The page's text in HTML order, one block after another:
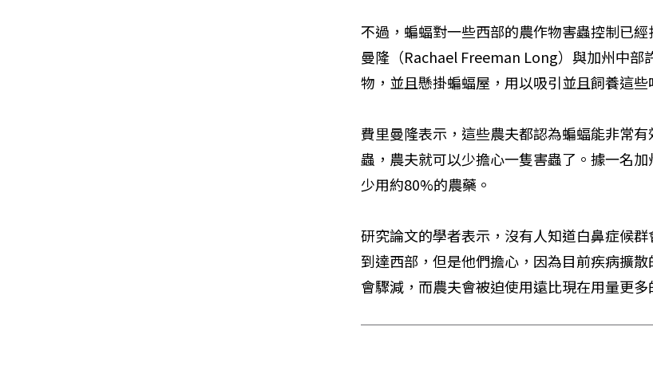
不過，蝙蝠對一些西部的農作物害蟲控制已
曼隆（Rachael Freeman Long）與加州中部
物，並且懸掛蝙蝠屋，用以吸引並且飼養這些
費里曼隆表示，這些農夫都認為蝙蝠能非常
蟲，農夫就可以少擔心一隻害蟲了。據一名
少用約80%的農藥。
研究論文的學者表示，沒有人知道白鼻症候
到達西部，但是他們擔心，因為目前疾病擴
會驟減，而農夫會被迫使用遠比現在用量更多